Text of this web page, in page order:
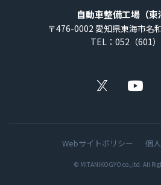
自動車整備工場（東
〒476-0002 愛知県東海市名
TEL：052（601
Webサイトポリシー 個
© MITANIKOGYO co.,ltd. All